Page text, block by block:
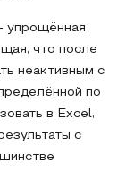
упрощённая
что после
неактивным с
по
в Excel,
с